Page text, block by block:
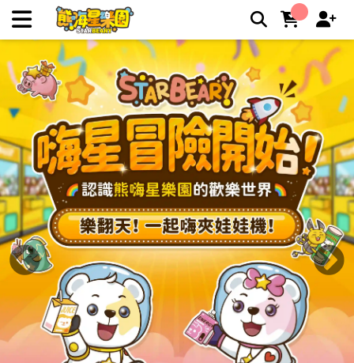
STARBEARY 熊嗨星親子樂園 夾娃娃機店，好夾推薦上萬件商
品夾娃娃零食樂園